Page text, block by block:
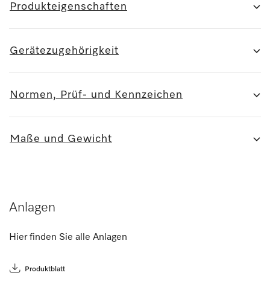
Produkteigenschaften
Gerätezugehörigkeit
Normen, Prüf- und Kennzeichen
Maße und Gewicht
Anlagen
Hier finden Sie alle Anlagen
Produktblatt